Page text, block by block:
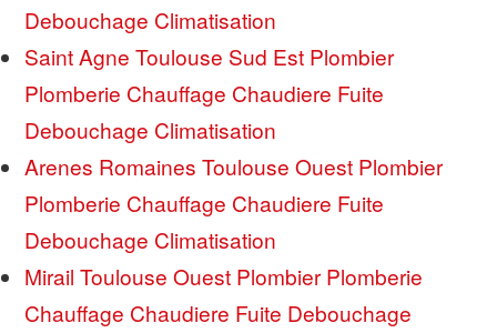
Debouchage Climatisation
Saint Agne Toulouse Sud Est Plombier
Plomberie Chauffage Chaudiere Fuite
Debouchage Climatisation
Arenes Romaines Toulouse Ouest Plombier
Plomberie Chauffage Chaudiere Fuite
Debouchage Climatisation
Mirail Toulouse Ouest Plombier Plomberie
Chauffage Chaudiere Fuite Debouchage